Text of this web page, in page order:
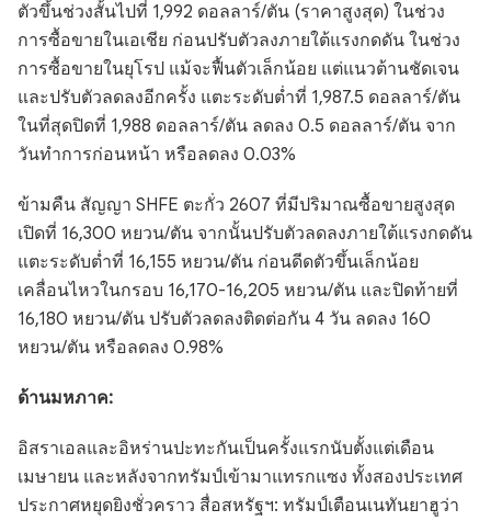
ตัวขึ้นช่วงสั้นไปที่ 1,992 ดอลลาร์/ตัน (ราคาสูงสุด) ในช่วง
การซื้อขายในเอเชีย ก่อนปรับตัวลงภายใต้แรงกดดัน ในช่วง
การซื้อขายในยุโรป แม้จะฟื้นตัวเล็กน้อย แต่แนวต้านชัดเจน
และปรับตัวลดลงอีกครั้ง แตะระดับต่ำที่ 1,987.5 ดอลลาร์/ตัน
ในที่สุดปิดที่ 1,988 ดอลลาร์/ตัน ลดลง 0.5 ดอลลาร์/ตัน จาก
วันทำการก่อนหน้า หรือลดลง 0.03%
ข้ามคืน สัญญา SHFE ตะกั่ว 2607 ที่มีปริมาณซื้อขายสูงสุด
เปิดที่ 16,300 หยวน/ตัน จากนั้นปรับตัวลดลงภายใต้แรงกดดัน
แตะระดับต่ำที่ 16,155 หยวน/ตัน ก่อนดีดตัวขึ้นเล็กน้อย
เคลื่อนไหวในกรอบ 16,170-16,205 หยวน/ตัน และปิดท้ายที่
16,180 หยวน/ตัน ปรับตัวลดลงติดต่อกัน 4 วัน ลดลง 160
หยวน/ตัน หรือลดลง 0.98%
ด้านมหภาค:
อิสราเอลและอิหร่านปะทะกันเป็นครั้งแรกนับตั้งแต่เดือน
เมษายน และหลังจากทรัมป์เข้ามาแทรกแซง ทั้งสองประเทศ
ประกาศหยุดยิงชั่วคราว สื่อสหรัฐฯ: ทรัมป์เตือนเนทันยาฮูว่า